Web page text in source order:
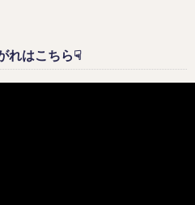
れはこちら☟